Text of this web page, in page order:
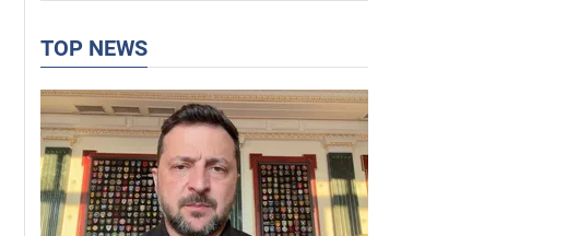
TOP NEWS